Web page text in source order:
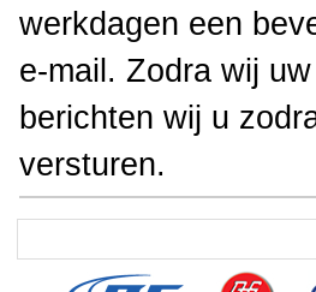
werkdagen een
e-mail. Zodra wij
berichten wij u
versturen.